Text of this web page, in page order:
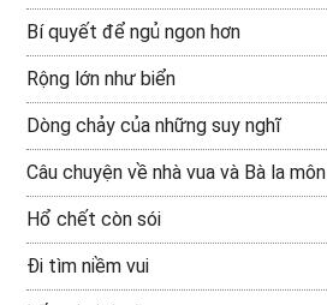
Bí quyết để ngủ ngon hơn
Rộng lớn như biển
Dòng chảy của những suy nghĩ
Câu chuyện về nhà vua và Bà la môn
Hổ chết còn sói
Đi tìm niềm vui